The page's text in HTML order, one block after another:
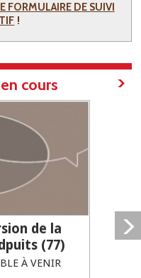
FORMULAIRE DE SUIVI
!
cours
de la
(77)
À VENIR